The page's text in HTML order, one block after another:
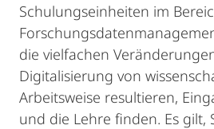
Schulungseinheiten im
die vielfachen
Digitalisierung von
Arbeitsweise resultieren,
und die Lehre finden. Es gilt,